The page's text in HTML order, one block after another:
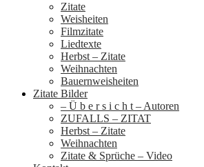
Zitate
Weisheiten
Filmzitate
Liedtexte
Herbst – Zitate
Weihnachten
Bauernweisheiten
Zitate Bilder
– Ü b e r s i c h t – Autoren
ZUFALLS – ZITAT
Herbst – Zitate
Weihnachten
Zitate & Sprüche – Video